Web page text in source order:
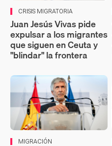
CRISIS MIGRATORIA
Juan Jesús Vivas pide
expulsar a los migrantes
que siguen en Ceuta y
"blindar" la frontera
MIGRACIÓN